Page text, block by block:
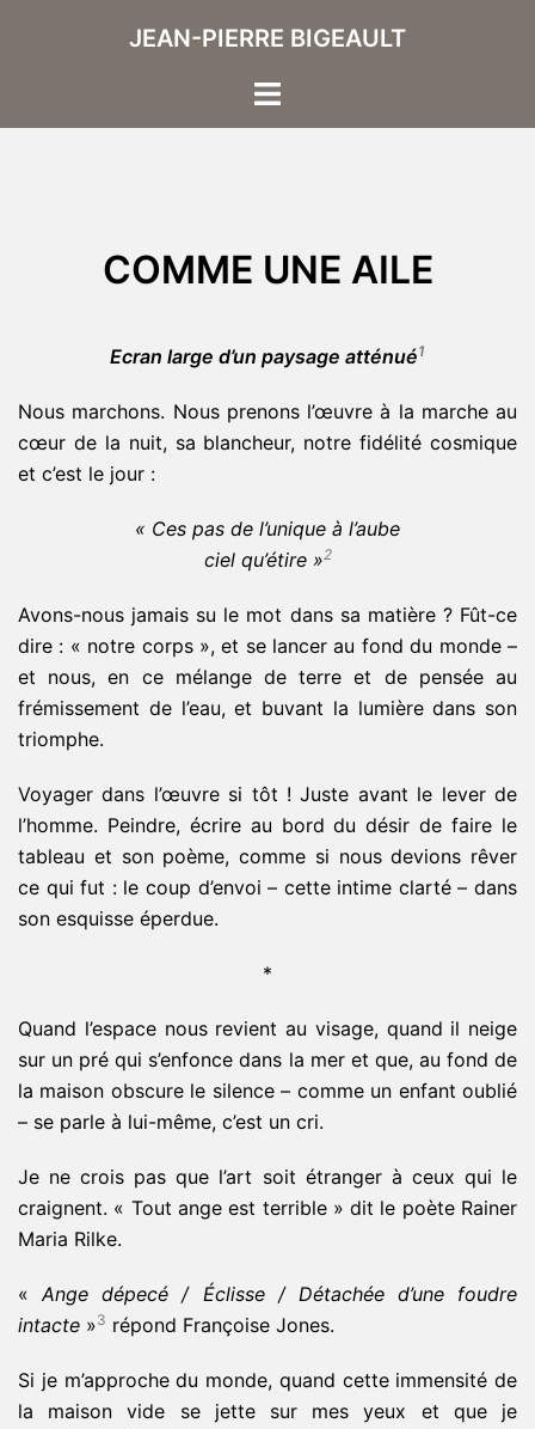
JEAN-PIERRE BIGEAULT
Ouvrir/fermer
COMME UNE AILE
Ecran large d’un paysage atténué1
Nous marchons. Nous prenons l’œuvre à la marche au
cœur de la nuit, sa blancheur, notre fidélité cosmique
et c’est le jour :
« Ces pas de l’unique à l’aube
ciel qu’étire »2
Avons-nous jamais su le mot dans sa matière ? Fût-ce
dire : « notre corps », et se lancer au fond du monde –
et nous, en ce mélange de terre et de pensée au
frémissement de l’eau, et buvant la lumière dans son
triomphe.
Voyager dans l’œuvre si tôt ! Juste avant le lever de
l’homme. Peindre, écrire au bord du désir de faire le
tableau et son poème, comme si nous devions rêver
ce qui fut : le coup d’envoi – cette intime clarté – dans
son esquisse éperdue.
*
Quand l’espace nous revient au visage, quand il neige
sur un pré qui s’enfonce dans la mer et que, au fond de
la maison obscure le silence – comme un enfant oublié
– se parle à lui-même, c’est un cri.
Je ne crois pas que l’art soit étranger à ceux qui le
craignent. « Tout ange est terrible » dit le poète Rainer
Maria Rilke.
«Ange dépecé / Éclisse / Détachée d’une foudre
intacte »3 répond Françoise Jones.
Si je m’approche du monde, quand cette immensité de
la maison vide se jette sur mes yeux et que je